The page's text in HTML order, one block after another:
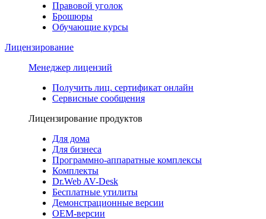
Правовой уголок
Брошюры
Обучающие курсы
Лицензирование
Менеджер лицензий
Получить лиц. сертификат онлайн
Сервисные сообщения
Лицензирование продуктов
Для дома
Для бизнеса
Программно-аппаратные комплексы
Комплекты
Dr.Web AV-Desk
Бесплатные утилиты
Демонстрационные версии
ОЕМ-версии